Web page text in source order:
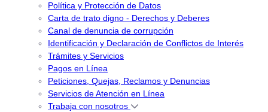
Política y Protección de Datos
Carta de trato digno - Derechos y Deberes
Canal de denuncia de corrupción
Identificación y Declaración de Conflictos de Interés
Trámites y Servicios
Pagos en Línea
Peticiones, Quejas, Reclamos y Denuncias
Servicios de Atención en Línea
Trabaja con nosotros